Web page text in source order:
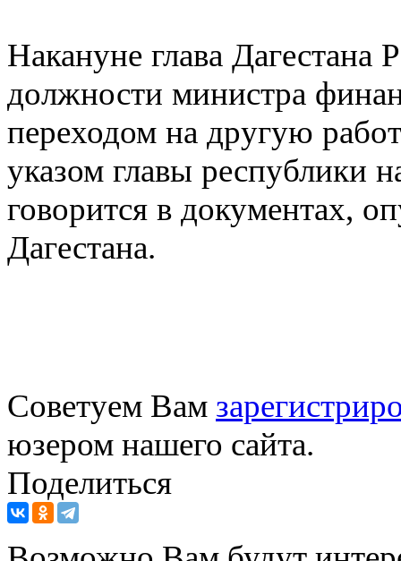
Накануне глава Дагестана
должности министра
переходом на другую
указом главы республики
говорится в документах,
Дагестана.
Советуем Вам
юзером нашего сайта.
Поделиться